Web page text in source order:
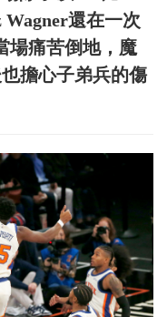
還在一次
場痛苦倒地，魔
擔心子弟兵的傷